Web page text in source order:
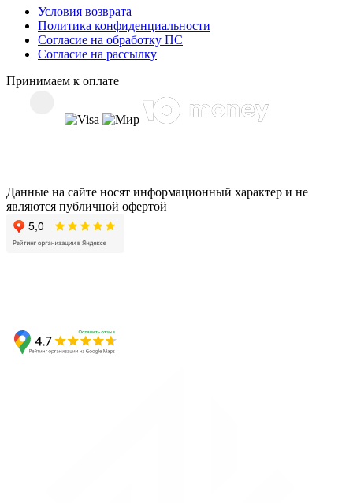
Условия возврата
Политика конфиденциальности
Согласие на обработку ПС
Согласие на рассылку
Принимаем к оплате
Данные на сайте носят информационный характер и не
являются публичной офертой